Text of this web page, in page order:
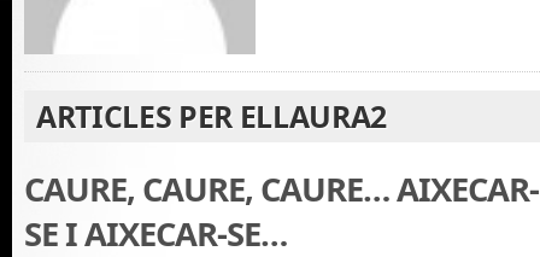
ARTICLES PER ELLAURA2
CAURE, CAURE, CAURE…
SE I AIXECAR-SE…